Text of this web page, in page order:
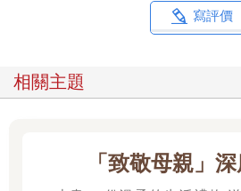
寫評價
相關主題
「致敬母親」